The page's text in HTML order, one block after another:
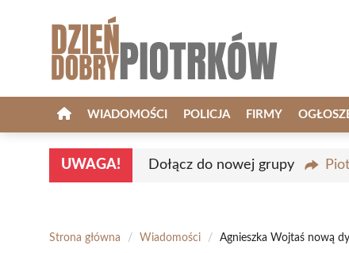
WIADOMOŚCI POLICJA FIRMY
UWAGA! Dołącz do nowej grupy
Strona główna / Wiadomości / Agnieszka Wojtaś nową